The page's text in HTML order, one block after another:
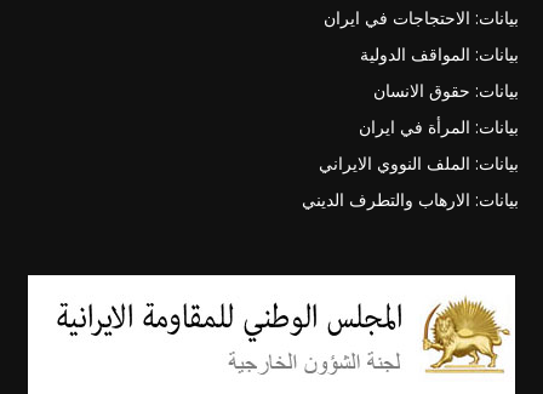
بيانات: الاحتجاجات في ايران
بيانات: المواقف الدولية
بيانات: حقوق الانسان
بيانات: المرأة في ايران
بيانات: الملف النووي الايراني
بيانات: الارهاب والتطرف الديني